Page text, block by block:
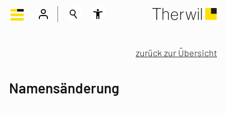
zurück zur Übersicht
Namensänderung